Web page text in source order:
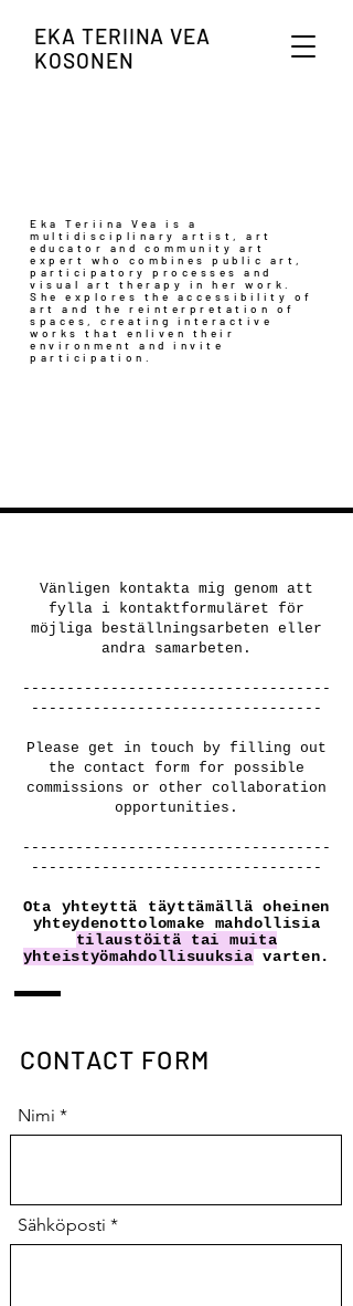
EKA TERIINA VEA
KOSONEN
Eka Teriina Vea is a
multidisciplinary artist, art
educator and community art
expert who combines public art,
participatory processes and
visual art therapy in her work.
She explores the accessibility of
art and the reinterpretation of
spaces, creating interactive
works that enliven their
environment and invite
participation.
Vänligen kontakta mig genom att
fylla i kontaktformuläret för
möjliga beställningsarbeten eller
andra samarbeten.
-----------------------------------
---------------------------------
Please get in touch by filling out
the contact form for possible
commissions or other collaboration
opportunities.
-----------------------------------
---------------------------------
Ota yhteyttä täyttämällä oheinen
yhteydenottolomake mahdollisia
tilaustöitä tai muita
yhteistyömahdollisuuksia varten.
CONTACT FORM
Nimi
Sähköposti